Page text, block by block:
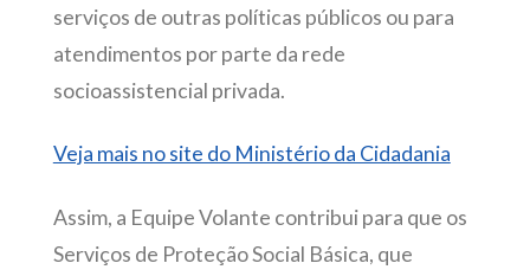
serviços de outras políticas públicos ou para
atendimentos por parte da rede
socioassistencial privada.
Veja mais no site do Ministério da Cidadania
Assim, a Equipe Volante contribui para que os
Serviços de Proteção Social Básica, que